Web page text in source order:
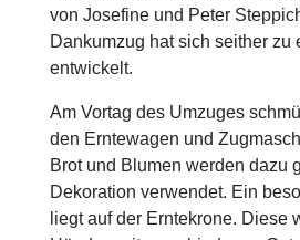
von Josefine und Peter
Dankumzug hat sich seither zu
entwickelt.
Am Vortag des Umzuges
den Erntewagen und
Brot und Blumen werden dazu
Dekoration verwendet. Ein
liegt auf der Erntekrone. Diese